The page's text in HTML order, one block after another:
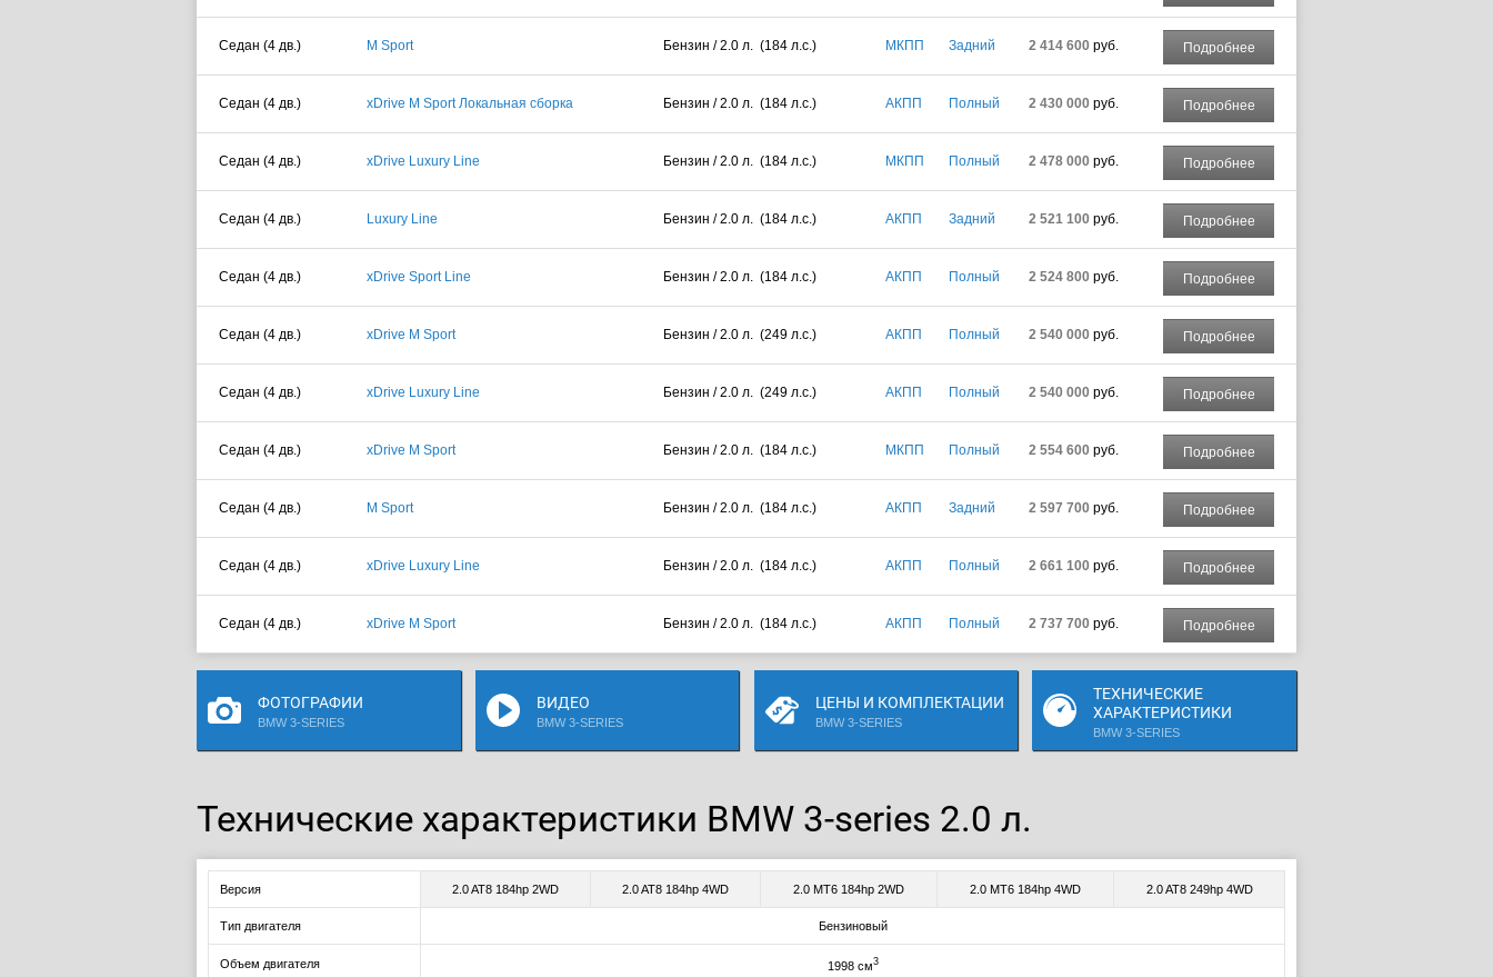
Седан (4 дв.) M Sport Бензин / 2.0 л. (184 л.с.) МКПП Задний 2 414 600 руб. Подробнее
Седан (4 дв.) xDrive M Sport Локальная сборка Бензин / 2.0 л. (184 л.с.) АКПП Полный 2 430 000 руб. Подробнее
Седан (4 дв.) xDrive Luxury Line Бензин / 2.0 л. (184 л.с.) МКПП Полный 2 478 000 руб. Подробнее
Седан (4 дв.) Luxury Line Бензин / 2.0 л. (184 л.с.) АКПП Задний 2 521 100 руб. Подробнее
Седан (4 дв.) xDrive Sport Line Бензин / 2.0 л. (184 л.с.) АКПП Полный 2 524 800 руб. Подробнее
Седан (4 дв.) xDrive M Sport Бензин / 2.0 л. (249 л.с.) АКПП Полный 2 540 000 руб. Подробнее
Седан (4 дв.) xDrive Luxury Line Бензин / 2.0 л. (249 л.с.) АКПП Полный 2 540 000 руб. Подробнее
Седан (4 дв.) xDrive M Sport Бензин / 2.0 л. (184 л.с.) МКПП Полный 2 554 600 руб. Подробнее
Седан (4 дв.) M Sport Бензин / 2.0 л. (184 л.с.) АКПП Задний 2 597 700 руб. Подробнее
Седан (4 дв.) xDrive Luxury Line Бензин / 2.0 л. (184 л.с.) АКПП Полный 2 661 100 руб. Подробнее
Седан (4 дв.) xDrive M Sport Бензин / 2.0 л. (184 л.с.) АКПП Полный 2 737 700 руб. Подробнее
ФОТОГРАФИИ
BMW 3-SERIES
ВИДЕО
BMW 3-SERIES
ЦЕНЫ И КОМПЛЕКТАЦИИ
BMW 3-SERIES
ТЕХНИЧЕСКИЕ
ХАРАКТЕРИСТИКИ
BMW 3-SERIES
Технические характеристики BMW 3-series 2.0 л.
Версия 2.0 AT8 184hp 2WD 2.0 AT8 184hp 4WD 2.0 MT6 184hp 2WD 2.0 MT6 184hp 4WD 2.0 AT8 249hp 4WD
Тип двигателя Бензиновый
Объем двигателя 1998 см3